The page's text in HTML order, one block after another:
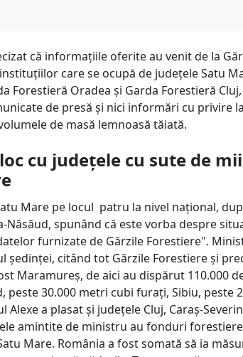
că informațiile oferite au venit de la
care se ocupă de județele Satu
Forestieră Oradea și Garda Forestieră
de presă și nici informări cu privire
de masă lemnoasă tăiată.
cu județele cu sute de
Mare pe locul patru la nivel național,
Năsăud, spunând că este vorba despre
furnizate de Gărzile Forestiere".
ședinței, citând tot Gărzile Forestiere și
Maramureș, de aici au dispărut 110.000
peste 30.000 metri cubi furați, Sibiu, peste
a plasat și județele Cluj, Caraș-
amintite de ministru au fonduri
Mare. România a fost somată să ia